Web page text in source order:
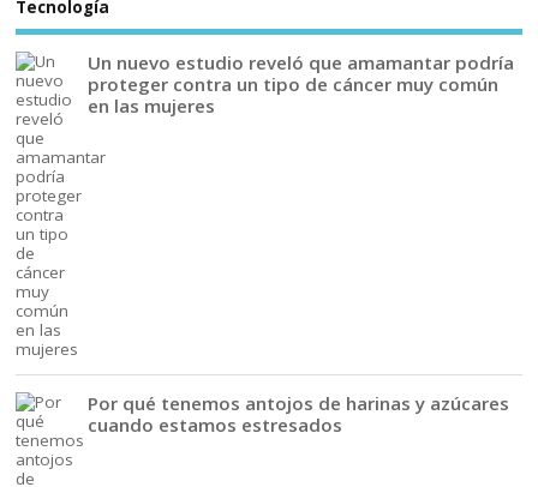
Tecnología
Un nuevo estudio reveló que amamantar podría
proteger contra un tipo de cáncer muy común
en las mujeres
Por qué tenemos antojos de harinas y azúcares
cuando estamos estresados